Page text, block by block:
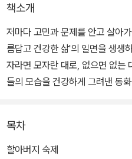
책소개
저마다 고민과 문제를 안고 살아
름답고 건강한 삶'의 일면을 생생
자라면 모자란 대로, 없으면 없는
들의 모습을 건강하게 그려낸 동
을 멀쩡하게 살아 내는 '우리'가 있
한 이유정'을 포함 총 다섯 편의 이
목차
할아버지 숙제